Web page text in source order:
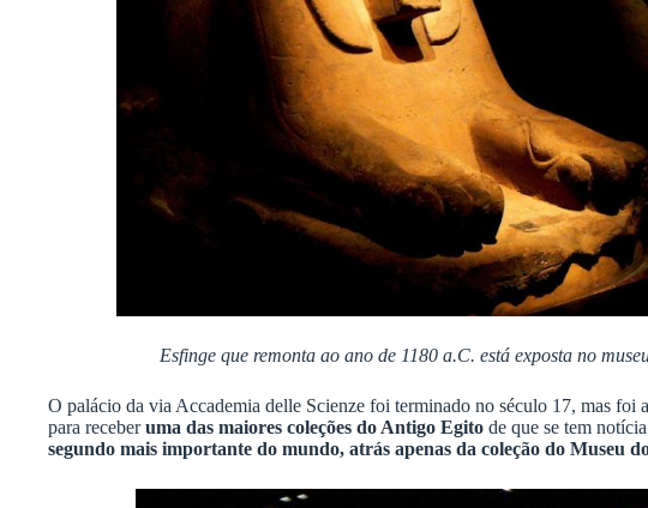
Esfinge que remonta ao ano de 1180 a.C. está exposta no
O palácio da via Accademia delle Scienze foi terminado no século 17, mas foi
para receberuma das maiores coleções do Antigo Egito de que se tem
segundo mais importante do mundo, atrás apenas da coleção do Museu